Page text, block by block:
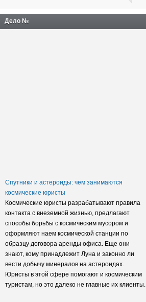
Дело №
Спутники и астероиды: чем занимаются
космические юристы
Космические юристы разрабатывают правила
контакта с внеземной жизнью, предлагают
способы борьбы с космическим мусором и
оформляют наем космической станции по
образцу договора аренды офиса. Еще они
знают, кому принадлежит Луна и законно ли
вести добычу минералов на астероидах.
Юристы в этой сфере помогают и космическим
туристам, но это далеко не главные их клиенты.